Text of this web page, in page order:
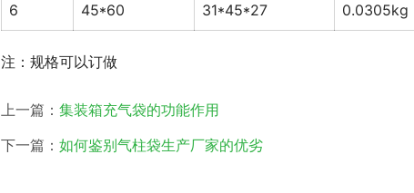
6 45*60 31*45*27 0.0305kg
注：规格可以订做
上一篇： 集装箱充气袋的功能作用
下一篇： 如何鉴别气柱袋生产厂家的优劣